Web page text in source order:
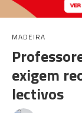
MADEIRA
exigem
lectivos